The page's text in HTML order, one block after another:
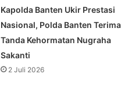
Kapolda Banten Ukir Prestasi
Nasional, Polda Banten Terima
Tanda Kehormatan Nugraha
Sakanti
2 Juli 2026